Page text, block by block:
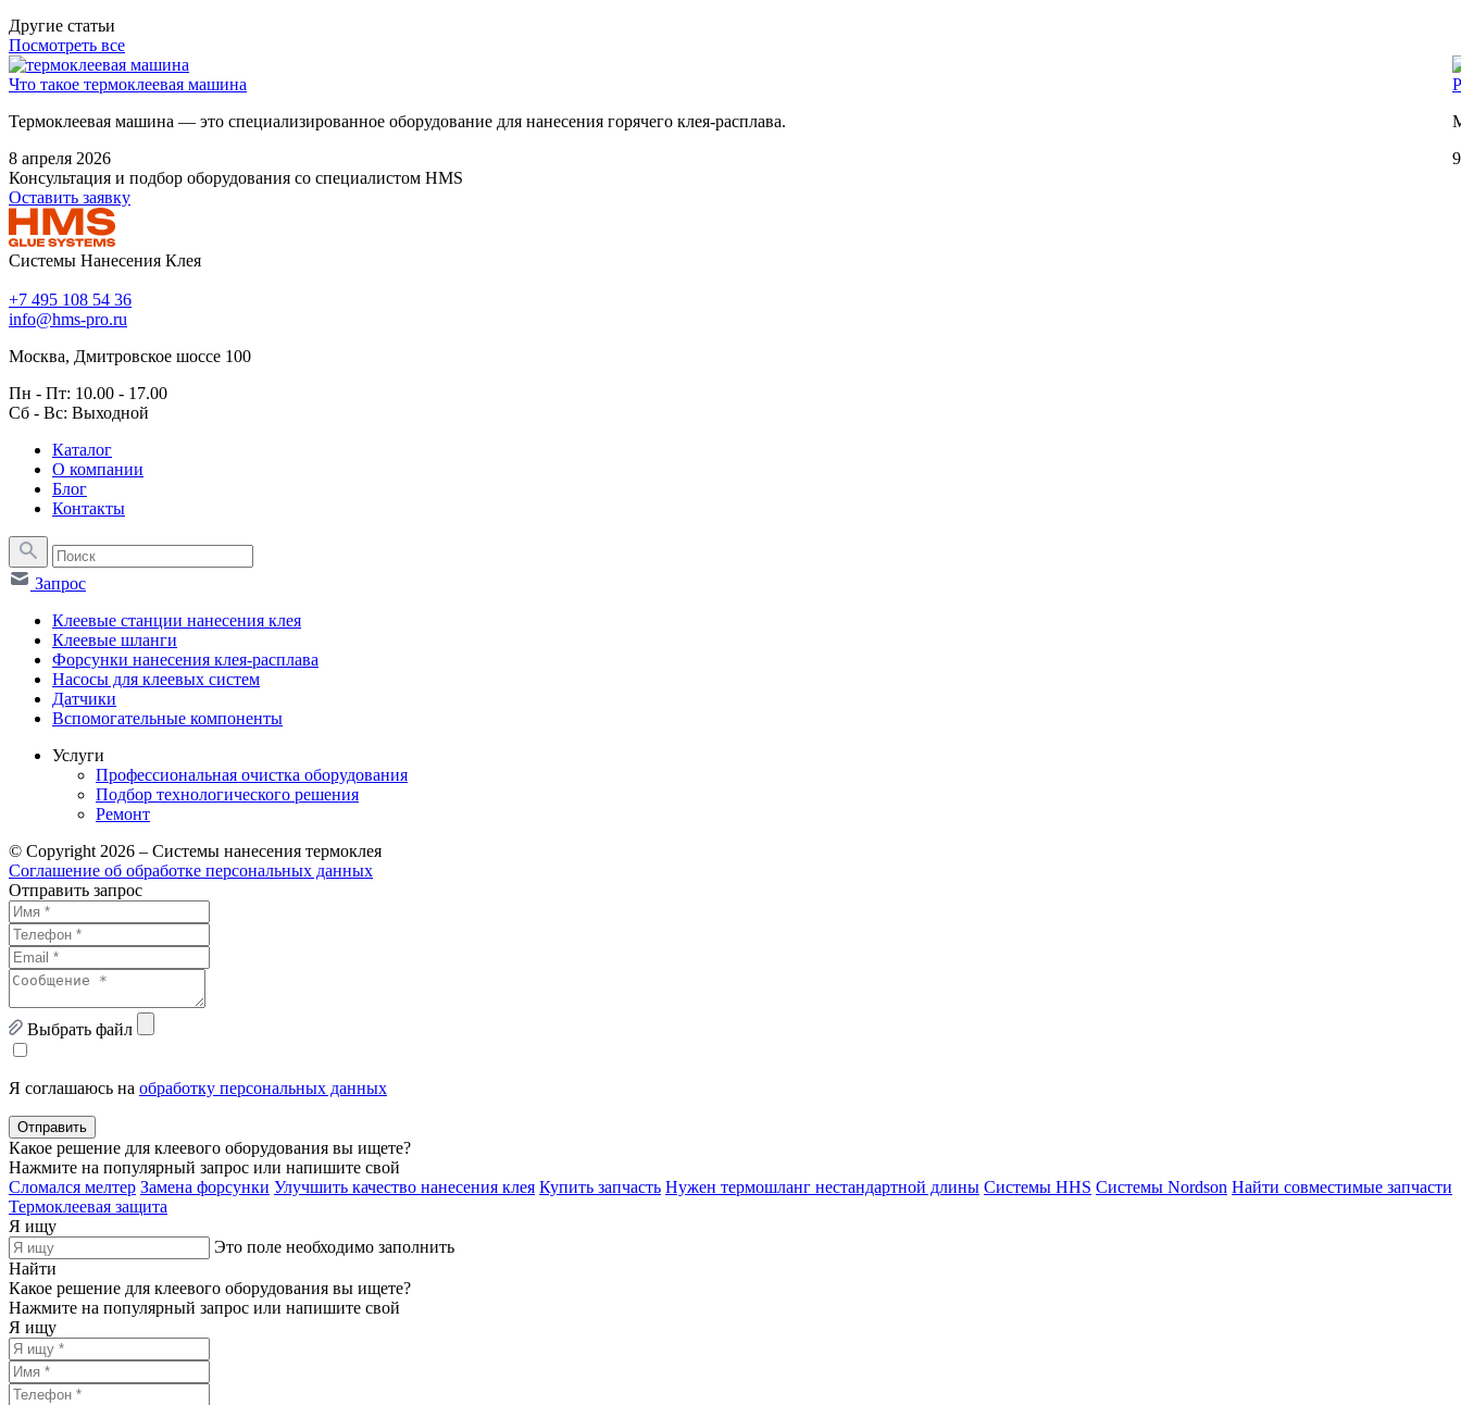
Другие статьи
Посмотреть все
Что такое термоклеевая машина
Термоклеевая машина — это специализированное оборудование для нанесения горячего клея-расплава.
8 апреля 2026
Консультация и подбор оборудования со специалистом HMS
Оставить заявку
Системы Нанесения Клея
+7 495 108 54 36
info@hms-pro.ru
Москва, Дмитровское шоссе 100
Пн - Пт: 10.00 - 17.00
Сб - Вс: Выходной
Каталог
О компании
Блог
Контакты
Запрос
Клеевые станции нанесения клея
Клеевые шланги
Форсунки нанесения клея-расплава
Насосы для клеевых систем
Датчики
Вспомогательные компоненты
Услуги
Профессиональная очистка оборудования
Подбор технологического решения
Ремонт
© Copyright 2026 – Системы нанесения термоклея
Соглашение об обработке персональных данных
Отправить запрос
Выбрать файл
Я соглашаюсь на обработку персональных данных
Отправить
Какое решение для клеевого оборудования вы ищете?
Нажмите на популярный запрос или напишите свой
Сломался мелтер Замена форсунки Улучшить качество нанесения клея Купить запчасть Нужен термошланг нестандартной длины Системы HHS Системы Nordson Найти совместимые запчасти
Термоклеевая защита
Я ищу
Это поле необходимо заполнить
Найти
Какое решение для клеевого оборудования вы ищете?
Нажмите на популярный запрос или напишите свой
Я ищу